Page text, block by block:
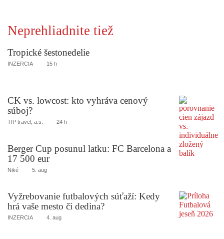
Neprehliadnite tiež
Tropické šestonedelie
INZERCIA 15 h
CK vs. lowcost: kto vyhráva cenový
súboj?
TIP travel, a.s. 24 h
Berger Cup posunul latku: FC Barcelona a
17 500 eur
Niké 5. aug
Vyžrebovanie futbalových súťaží: Kedy
hrá vaše mesto či dedina?
INZERCIA 4. aug